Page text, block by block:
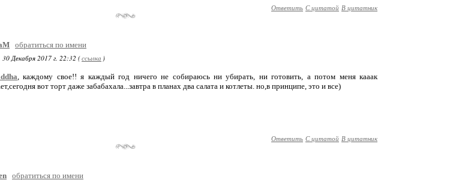
Ответить С цитатой В цитатник
обратиться по имени
Декабря 2017 г. 22:32 (ссылка )
, каждому свое!! я каждый год ничего не собираюсь ни убирать, ни готовить, а потом меня кааак
вот торт даже забабахала...завтра в планах два салата и котлеты. но,в принципе, это и все)
Ответить С цитатой В цитатник
обратиться по имени